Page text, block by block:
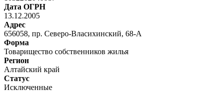
Дата ОГРН
13.12.2005
Адрес
656058, пр. Северо-Власихинский, 68-А
Форма
Товарищество собственников жилья
Регион
Алтайский край
Статус
Исключенные